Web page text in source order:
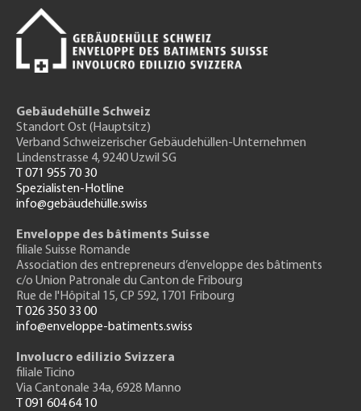
Gebäudehülle Schweiz
Standort Ost (Hauptsitz)
Verband Schweizerischer Gebäudehüllen-Unternehmen
Lindenstrasse 4, 9240 Uzwil SG
T 071 955 70 30
Spezialisten-Hotline
info@gebäudehülle.swiss
Enveloppe des bâtiments Suisse
filiale Suisse Romande
Association des entrepreneurs d’enveloppe des bâtiments
c/o Union Patronale du Canton de Fribourg
Rue de l'Hôpital 15, CP 592, 1701 Fribourg
T 026 350 33 00
info@enveloppe-batiments.swiss
Involucro edilizio Svizzera
filiale Ticino
Via Cantonale 34a, 6928 Manno
T 091 604 64 10